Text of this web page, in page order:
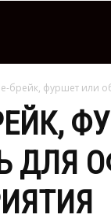
брейк, фуршет или
ДЛЯ